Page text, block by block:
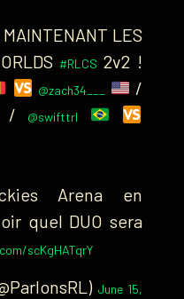
LES
#RLCS 2v2 !
@zach34___ /
/
@swifttrl
Arena en
quel DUO sera
scKgHATqrY
June 15,